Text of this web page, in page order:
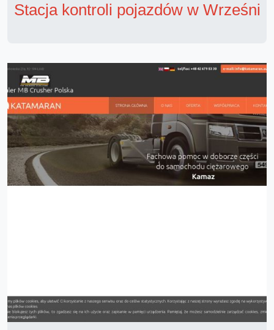
Stacja kontroli pojazdów w Wrześni